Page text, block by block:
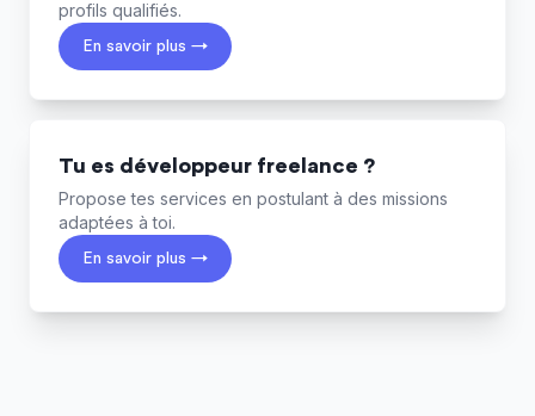
profils qualifiés.
En savoir plus →
Tu es développeur freelance ?
Propose tes services en postulant à des missions
adaptées à toi.
En savoir plus →